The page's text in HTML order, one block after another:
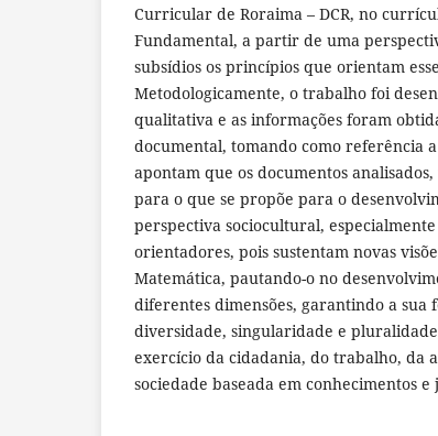
Curricular de Roraima – DCR, no
Fundamental, a partir de uma
subsídios os princípios que orientam
Metodologicamente, o trabalho foi
qualitativa e as informações foram
documental, tomando como referência a
apontam que os documentos
para o que se propõe para o
perspectiva sociocultural,
orientadores, pois sustentam novas
Matemática, pautando-o no
diferentes dimensões, garantindo a sua
diversidade, singularidade e
exercício da cidadania, do trabalho, da
sociedade baseada em conhecimentos e